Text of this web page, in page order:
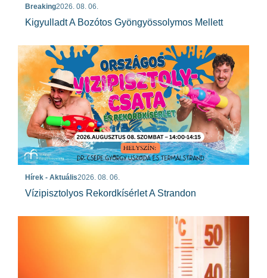
Breaking2026. 08. 06.
Kigyulladt A Bozótos Gyöngyössolymos Mellett
Hírek - Aktuális2026. 08. 06.
Vízipisztolyos Rekordkísérlet A Strandon